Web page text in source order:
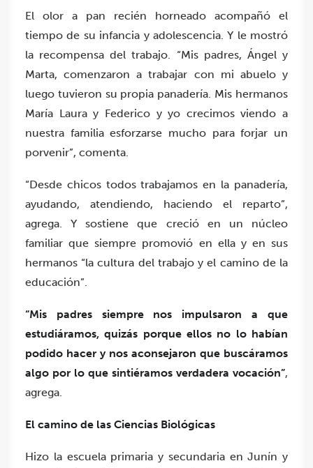
El olor a pan recién horneado acompañó el
tiempo de su infancia y adolescencia. Y le mostró
la recompensa del trabajo. “Mis padres, Ángel y
Marta, comenzaron a trabajar con mi abuelo y
luego tuvieron su propia panadería. Mis hermanos
María Laura y Federico y yo crecimos viendo a
nuestra familia esforzarse mucho para forjar un
porvenir”, comenta.
“Desde chicos todos trabajamos en la panadería,
ayudando, atendiendo, haciendo el reparto”,
agrega. Y sostiene que creció en un núcleo
familiar que siempre promovió en ella y en sus
hermanos “la cultura del trabajo y el camino de la
educación”.
“Mis padres siempre nos impulsaron a que
estudiáramos, quizás porque ellos no lo habían
podido hacer y nos aconsejaron que buscáramos
algo por lo que sintiéramos verdadera vocación”,
agrega.
El camino de las Ciencias Biológicas
Hizo la escuela primaria y secundaria en Junín y